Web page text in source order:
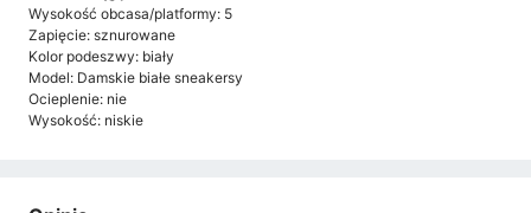
Wysokość obcasa/platformy: 5
Zapięcie: sznurowane
Kolor podeszwy: biały
Model: Damskie białe sneakersy
Ocieplenie: nie
Wysokość: niskie